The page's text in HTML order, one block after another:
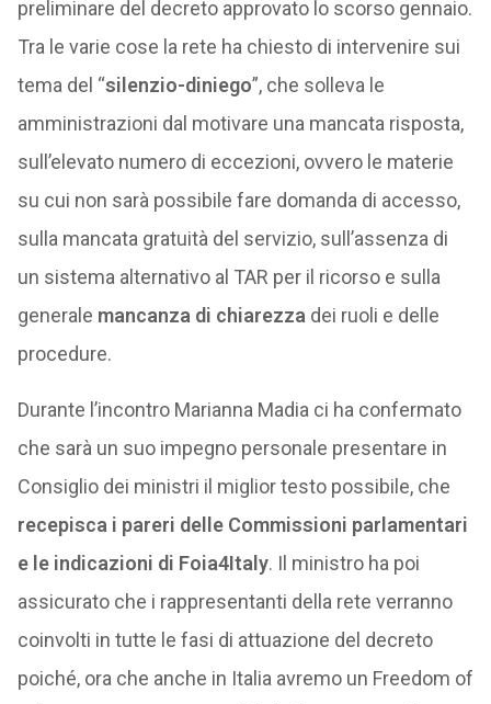
preliminare del decreto approvato lo scorso gennaio.
Tra le varie cose la rete ha chiesto di intervenire sui
tema del “silenzio-diniego”, che solleva le
amministrazioni dal motivare una mancata risposta,
sull’elevato numero di eccezioni, ovvero le materie
su cui non sarà possibile fare domanda di accesso,
sulla mancata gratuità del servizio, sull’assenza di
un sistema alternativo al TAR per il ricorso e sulla
generale mancanza di chiarezza dei ruoli e delle
procedure.
Durante l’incontro Marianna Madia ci ha confermato
che sarà un suo impegno personale presentare in
Consiglio dei ministri il miglior testo possibile, che
recepisca i pareri delle Commissioni parlamentari
e le indicazioni di Foia4Italy. Il ministro ha poi
assicurato che i rappresentanti della rete verranno
coinvolti in tutte le fasi di attuazione del decreto
poiché, ora che anche in Italia avremo un Freedom of